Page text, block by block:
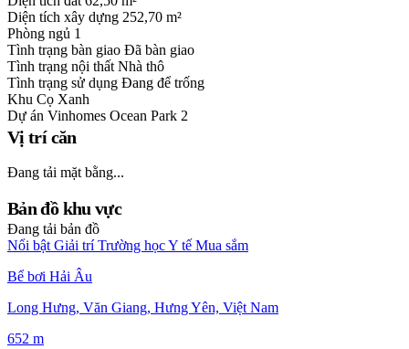
Diện tích xây dựng 252,70 m²
Phòng ngủ 1
Tình trạng bàn giao Đã bàn giao
Tình trạng nội thất Nhà thô
Tình trạng sử dụng Đang để trống
Khu Cọ Xanh
Dự án Vinhomes Ocean Park 2
Vị trí căn
Đang tải mặt bằng...
Bản đồ khu vực
Đang tải bản đồ
Nổi bật Giải trí Trường họcY tế Mua sắm
Bể bơi Hải Âu
Long Hưng, Văn Giang, Hưng Yên, Việt Nam
652 m